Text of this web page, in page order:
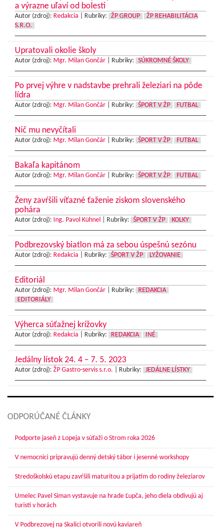
a výrazne uľaví od bolesti
Autor (zdroj): Redakcia Rubriky: ŽP GROUP
ŽP REHABILITÁCIA
S.R.O.
Upratovali okolie školy
Autor (zdroj): Mgr. Milan Gončár Rubriky: SÚKROMNÉ ŠKOLY
Po prvej výhre v nadstavbe prehrali železiari na pôde
lídra
Autor (zdroj): Mgr. Milan Gončár Rubriky: ŠPORT V ŽP FUTBAL
Nič mu nevyčítali
Autor (zdroj): Mgr. Milan Gončár Rubriky: ŠPORT V ŽP FUTBAL
Bakaľa kapitánom
Autor (zdroj): Mgr. Milan Gončár Rubriky: ŠPORT V ŽP FUTBAL
Ženy zavŕšili víťazné ťaženie ziskom slovenského
pohára
Autor (zdroj): Ing. Pavol Kühnel Rubriky: ŠPORT V ŽP KOLKY
Podbrezovský biatlon má za sebou úspešnú sezónu
Autor (zdroj): Redakcia Rubriky: ŠPORT V ŽP LYŽOVANIE
Editoriál
Autor (zdroj): Mgr. Milan Gončár Rubriky:
REDAKCIA
EDITORIÁLY
Výherca súťažnej krížovky
Autor (zdroj): Redakcia Rubriky: REDAKCIA INÉ
Jedálny lístok 24. 4 – 7. 5. 2023
Autor (zdroj): ŽP Gastro-servis s.r.o. Rubriky: JEDÁLNE LÍSTKY
ODPORÚČANÉ ČLÁNKY
Podporte jaseň z Lopeja v súťaži o Strom roka 2026
V nemocnici pripravujú denný detský tábor i jesenné workshopy
Stredoškolskú etapu zavŕšili maturitou a prijatím do rodiny železiarov
Umelec Pavel Siman vystavuje na hrade Ľupča, jeho diela obdivujú aj
turisti v horách
V Podbrezovej na Skalici otvorili novú kaviareň